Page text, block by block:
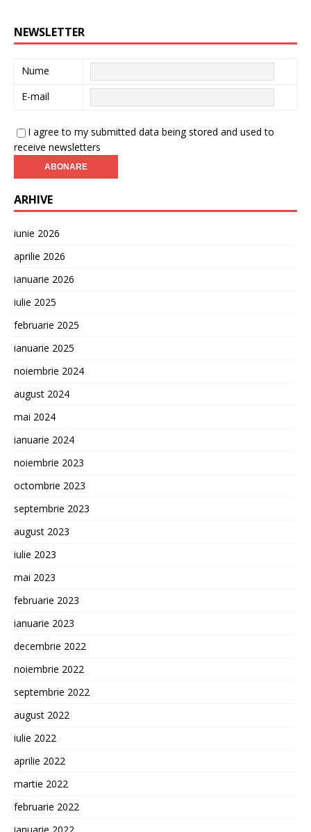
NEWSLETTER
Nume
E-mail
I agree to my submitted data being stored and used to
receive newsletters
ARHIVE
iunie 2026
aprilie 2026
ianuarie 2026
iulie 2025
februarie 2025
ianuarie 2025
noiembrie 2024
august 2024
mai 2024
ianuarie 2024
noiembrie 2023
octombrie 2023
septembrie 2023
august 2023
iulie 2023
mai 2023
februarie 2023
ianuarie 2023
decembrie 2022
noiembrie 2022
septembrie 2022
august 2022
iulie 2022
aprilie 2022
martie 2022
februarie 2022